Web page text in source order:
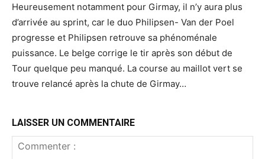
Heureusement notamment pour Girmay, il n’y aura plus
d’arrivée au sprint, car le duo Philipsen- Van der Poel
progresse et Philipsen retrouve sa phénoménale
puissance. Le belge corrige le tir après son début de
Tour quelque peu manqué. La course au maillot vert se
trouve relancé après la chute de Girmay…
LAISSER UN COMMENTAIRE